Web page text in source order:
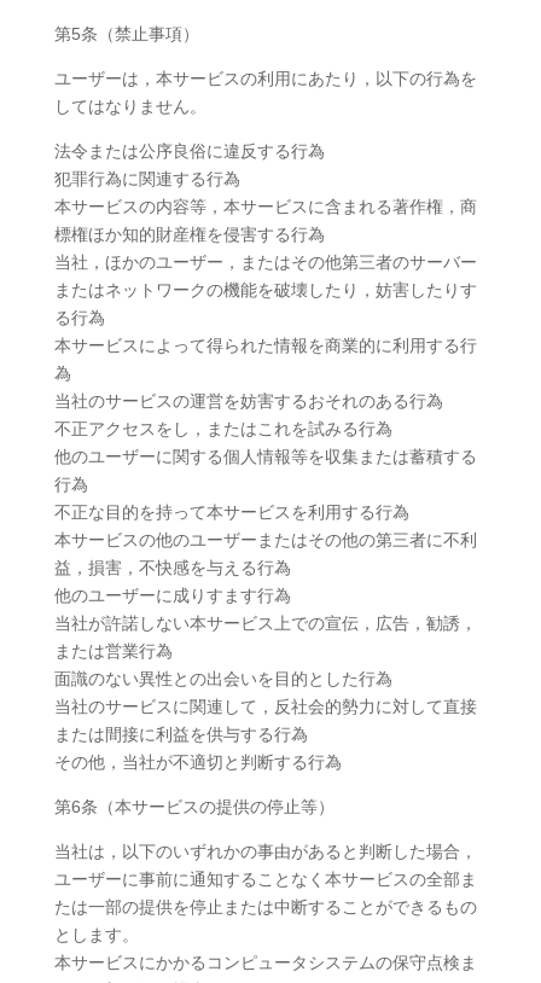
第5条（禁止事項）
ユーザーは，本サービスの利用にあたり，以下の行為を
してはなりません。
法令または公序良俗に違反する行為
犯罪行為に関連する行為
本サービスの内容等，本サービスに含まれる著作権，商
標権ほか知的財産権を侵害する行為
当社，ほかのユーザー，またはその他第三者のサーバー
またはネットワークの機能を破壊したり，妨害したりす
る行為
本サービスによって得られた情報を商業的に利用する行
為
当社のサービスの運営を妨害するおそれのある行為
不正アクセスをし，またはこれを試みる行為
他のユーザーに関する個人情報等を収集または蓄積する
行為
不正な目的を持って本サービスを利用する行為
本サービスの他のユーザーまたはその他の第三者に不利
益，損害，不快感を与える行為
他のユーザーに成りすます行為
当社が許諾しない本サービス上での宣伝，広告，勧誘，
または営業行為
面識のない異性との出会いを目的とした行為
当社のサービスに関連して，反社会的勢力に対して直接
または間接に利益を供与する行為
その他，当社が不適切と判断する行為
第6条（本サービスの提供の停止等）
当社は，以下のいずれかの事由があると判断した場合，
ユーザーに事前に通知することなく本サービスの全部ま
たは一部の提供を停止または中断することができるもの
とします。
本サービスにかかるコンピュータシステムの保守点検ま